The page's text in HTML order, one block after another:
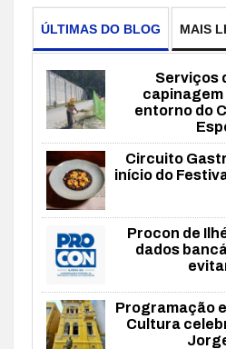
ÚLTIMAS DO BLOG MAIS
Serviços
entorno do
Circuito
início do
Procon de
dados
Programação
Cultura